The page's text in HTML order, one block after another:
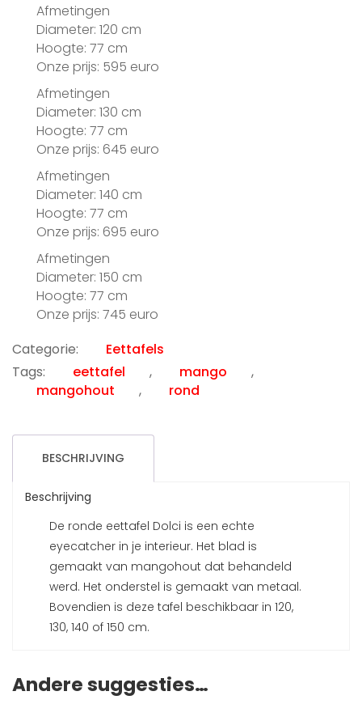
Afmetingen
Diameter: 120 cm
Hoogte: 77 cm
Onze prijs: 595 euro
Afmetingen
Diameter: 130 cm
Hoogte: 77 cm
Onze prijs: 645 euro
Afmetingen
Diameter: 140 cm
Hoogte: 77 cm
Onze prijs: 695 euro
Afmetingen
Diameter: 150 cm
Hoogte: 77 cm
Onze prijs: 745 euro
Categorie:
Eettafels
Tags:
eettafel , mango
,
mangohout
, rond
BESCHRIJVING
Beschrijving
De ronde eettafel Dolci is een echte
eyecatcher in je interieur. Het blad is
gemaakt van mangohout dat behandeld
werd. Het onderstel is gemaakt van metaal.
Bovendien is deze tafel beschikbaar in 120,
130, 140 of 150 cm.
Andere suggesties…